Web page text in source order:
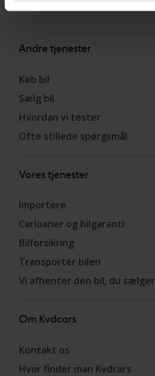
Andre tjenester
Køb bil
Sælg bil
Hvordan vi tester
Ofte stillede spørgsmål
Vores tjenester
Importere
Carloaner og bilgaranti
Bilforsikring
Transportér bilen
Vi afhenter den bil, du sælger
Om Kvdcars
Kontakt os
Hvor finder man Kvdcars